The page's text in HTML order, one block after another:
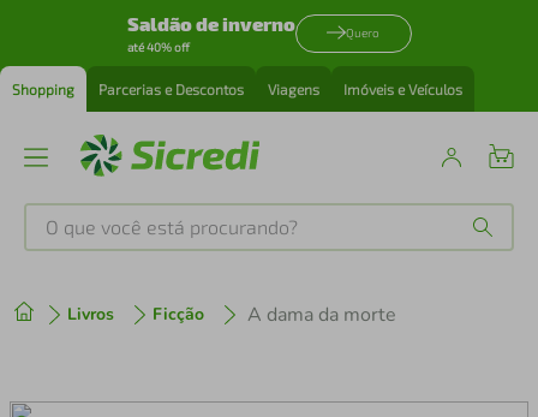
Saldão de inverno
até 40% off
Quero
Shopping Parcerias e Descontos Viagens Imóveis e Veículos
O que você está procurando?
Livros Ficção A dama da morte
2º cafeteira